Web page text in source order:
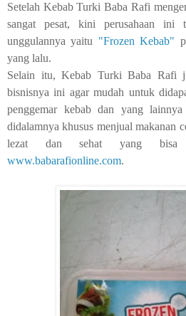
Setelah Kebab Turki Baba Rafi
sangat pesat, kini perusahaan ini
unggulannya yaitu "Frozen Kebab"
yang lalu.
Selain itu, Kebab Turki Baba Rafi
bisnisnya ini agar mudah untuk
penggemar kebab dan yang
didalamnya khusus menjual makanan
lezat dan sehat yang bisa
www.babarafionline.com.